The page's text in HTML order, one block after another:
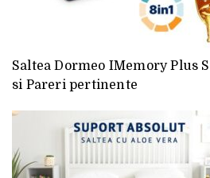
Saltea Dormeo IMemory Plus
si Pareri pertinente